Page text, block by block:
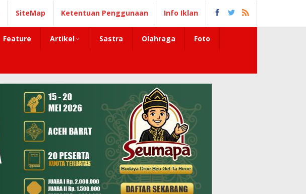
SiteMap Ketentuan Penggunaan Info Iklan
Feature Artikel Sastra Olahraga Foto